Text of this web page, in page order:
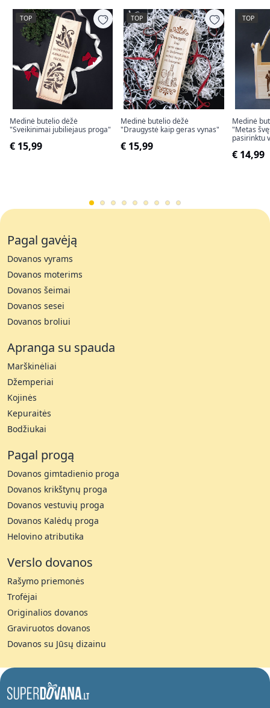
TOP
Medinė butelio dėžė
"Sveikinimai jubiliejaus proga"
€ 15,99
TOP
Medinė butelio dėžė
"Draugystė kaip geras vynas"
€ 15,99
TOP
Medinė
"Metas
pasirinktu
€ 14,99
Pagal gavėją
Dovanos vyrams
Dovanos moterims
Dovanos šeimai
Dovanos sesei
Dovanos broliui
Apranga su spauda
Marškinėliai
Džemperiai
Kojinės
Kepuraitės
Bodžiukai
Pagal progą
Dovanos gimtadienio proga
Dovanos krikštynų proga
Dovanos vestuvių proga
Dovanos Kalėdų proga
Helovino atributika
Verslo dovanos
Rašymo priemonės
Trofėjai
Originalios dovanos
Graviruotos dovanos
Dovanos su Jūsų dizainu